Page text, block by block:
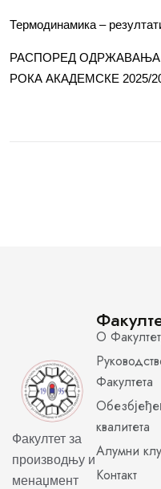
Термодинамика –
РАСПОРЕД
РОКА АКАДЕМСКЕ 2025/
Факултет за
производњу и
менаџмент
О
Факултета
квалитета
Алумни
Контакт